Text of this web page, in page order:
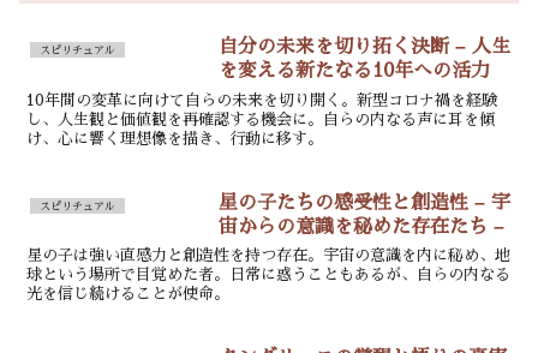
スピリチュアル
自分の未来を切り拓く決断 – 人生
を変える新たなる10年への活力
10年間の変革に向けて自らの未来を切り開く。新型コロナ禍を経験
し、人生観と価値観を再確認する機会に。自らの内なる声に耳を傾
け、心に響く理想像を描き、行動に移す。
スピリチュアル
星の子たちの感受性と創造性 – 宇
宙からの意識を秘めた存在たち –
星の子は強い直感力と創造性を持つ存在。宇宙の意識を内に秘め、地
球という場所で目覚めた者。日常に惑うこともあるが、自らの内なる
光を信じ続けることが使命。